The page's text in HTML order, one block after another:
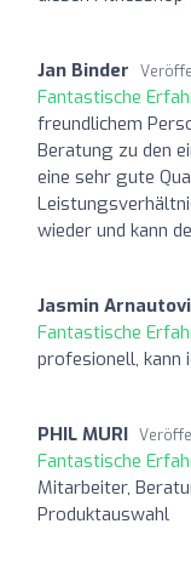
Jan Binder
Fantastische
freundlichem
Beratung zu den
eine sehr gute
wieder und kann
Jasmin
Fantastische
profesionell, kann
PHIL MURI
Fantastische
Mitarbeiter,
Produktauswahl